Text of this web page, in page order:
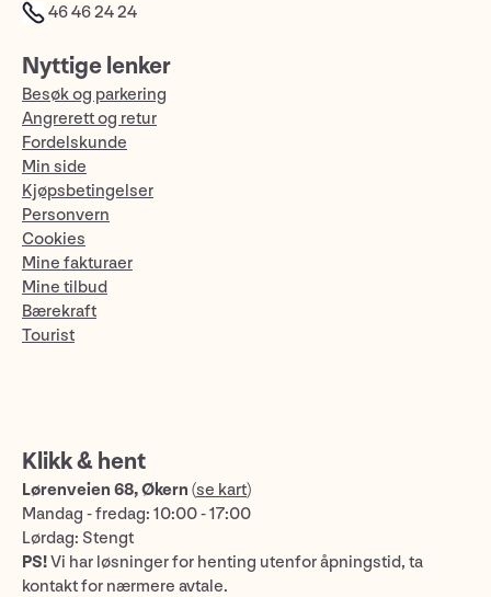
46 46 24 24
Nyttige lenker
Besøk og parkering
Angrerett og retur
Fordelskunde
Min side
Kjøpsbetingelser
Personvern
Cookies
Mine fakturaer
Mine tilbud
Bærekraft
Tourist
Klikk & hent
Lørenveien 68, Økern (se kart)
Mandag - fredag: 10:00 - 17:00
Lørdag: Stengt
PS!Vi har løsninger for henting utenfor åpningstid, ta
kontakt for nærmere avtale.